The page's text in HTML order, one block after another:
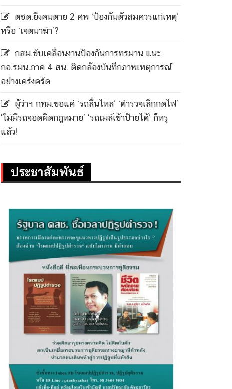
ตชด.ยิงคนตาย 2 ศพ ‘ป้องกันตัวสมควรแก่เหตุ’
หรือ ‘เจตนาฆ่า’?
กสม.ขับเคลื่อนงานป้องกันการทรมาน แนะ
กอ.รมน.ภาค 4 สน. ติดกล้องบันทึกภาพเหตุการณ์
อย่างเคร่งครัด
ผู้ว่าฯ กทม.ขอแค่ ‘รถลื่นไหล’ ‘ตำรวจเลิกกดไฟ’
‘ไม่มีรถจอดผิดกฎหมาย’ ‘รถเมล์เข้าป้ายได้’ ก็หรู
แล้ว!
ประชาสัมพันธ์